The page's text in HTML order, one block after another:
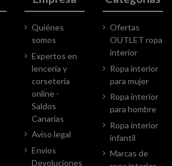
Quiénes
somos
Expertos en
lencería y
corsetería
online -
Saldos
Canarias
Aviso legal
Envios
Devoluciones
Ofertas
OUTLET ropa
interior
Ropa interior
para mujer
Ropa interior
para hombre
Ropa interior
infantil
Marcas de